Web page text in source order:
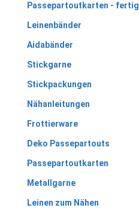
Passepartoutkarten - fertig
Leinenbänder
Aidabänder
Stickgarne
Stickpackungen
Nähanleitungen
Frottierware
Deko Passepartouts
Passepartoutkarten
Metallgarne
Leinen zum Nähen